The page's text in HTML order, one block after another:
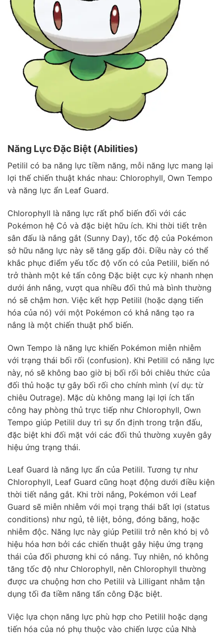
Năng Lực Đặc Biệt (Abilities)
Petilil có ba năng lực tiềm năng, mỗi năng lực mang lại
lợi thế chiến thuật khác nhau: Chlorophyll, Own Tempo
và năng lực ẩn Leaf Guard.
Chlorophyll là năng lực rất phổ biến đối với các
Pokémon hệ Cỏ và đặc biệt hữu ích. Khi thời tiết trên
sân đấu là nắng gắt (Sunny Day), tốc độ của Pokémon
sở hữu năng lực này sẽ tăng gấp đôi. Điều này có thể
khắc phục điểm yếu tốc độ vốn có của Petilil, biến nó
trở thành một kẻ tấn công Đặc biệt cực kỳ nhanh nhẹn
dưới ánh nắng, vượt qua nhiều đối thủ mà bình thường
nó sẽ chậm hơn. Việc kết hợp Petilil (hoặc dạng tiến
hóa của nó) với một Pokémon có khả năng tạo ra
nắng là một chiến thuật phổ biến.
Own Tempo là năng lực khiến Pokémon miễn nhiễm
với trạng thái bối rối (confusion). Khi Petilil có năng lực
này, nó sẽ không bao giờ bị bối rối bởi chiêu thức của
đối thủ hoặc tự gây bối rối cho chính mình (ví dụ: từ
chiêu Outrage). Mặc dù không mang lại lợi ích tấn
công hay phòng thủ trực tiếp như Chlorophyll, Own
Tempo giúp Petilil duy trì sự ổn định trong trận đấu,
đặc biệt khi đối mặt với các đối thủ thường xuyên gây
hiệu ứng trạng thái.
Leaf Guard là năng lực ẩn của Petilil. Tương tự như
Chlorophyll, Leaf Guard cũng hoạt động dưới điều kiện
thời tiết nắng gắt. Khi trời nắng, Pokémon với Leaf
Guard sẽ miễn nhiễm với mọi trạng thái bất lợi (status
conditions) như ngủ, tê liệt, bỏng, đóng băng, hoặc
nhiễm độc. Năng lực này giúp Petilil trở nên khó bị vô
hiệu hóa hơn bởi các chiến thuật gây hiệu ứng trạng
thái của đối phương khi có nắng. Tuy nhiên, nó không
tăng tốc độ như Chlorophyll, nên Chlorophyll thường
được ưa chuộng hơn cho Petilil và Lilligant nhằm tận
dụng tối đa tiềm năng tấn công Đặc biệt.
Việc lựa chọn năng lực phù hợp cho Petilil hoặc dạng
tiến hóa của nó phụ thuộc vào chiến lược của Nhà